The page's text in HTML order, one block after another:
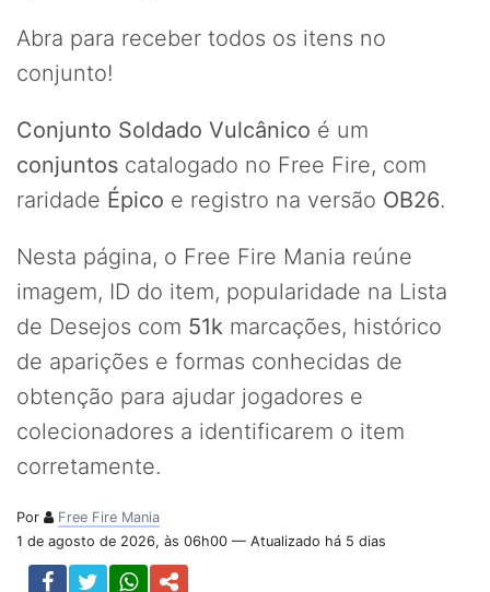
Abra para receber todos os itens no
conjunto!
Conjunto Soldado Vulcânico é um
conjuntos catalogado no Free Fire, com
raridade Épico e registro na versão OB26.
Nesta página, o Free Fire Mania reúne
imagem, ID do item, popularidade na Lista
de Desejos com 51k marcações, histórico
de aparições e formas conhecidas de
obtenção para ajudar jogadores e
colecionadores a identificarem o item
corretamente.
Por
Free Fire Mania
1 de agosto de 2026, às 06h00 — Atualizado há 5 dias